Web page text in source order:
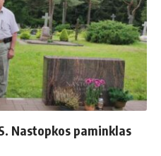
Nastopkos paminklas